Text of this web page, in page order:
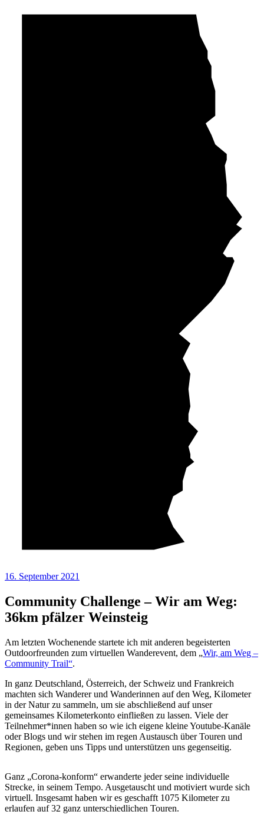
16. September 2021
Community Challenge – Wir am Weg:
36km pfälzer Weinsteig
Am letzten Wochenende startete ich mit anderen begeisterten
Outdoorfreunden zum virtuellen Wanderevent, dem „Wir, am Weg –
Community Trail“.
In ganz Deutschland, Österreich, der Schweiz und Frankreich
machten sich Wanderer und Wanderinnen auf den Weg, Kilometer
in der Natur zu sammeln, um sie abschließend auf unser
gemeinsames Kilometerkonto einfließen zu lassen. Viele der
Teilnehmer*innen haben so wie ich eigene kleine Youtube-Kanäle
oder Blogs und wir stehen im regen Austausch über Touren und
Regionen, geben uns Tipps und unterstützen uns gegenseitig.
Ganz „Corona-konform“ erwanderte jeder seine individuelle
Strecke, in seinem Tempo. Ausgetauscht und motiviert wurde sich
virtuell. Insgesamt haben wir es geschafft 1075 Kilometer zu
erlaufen auf 32 ganz unterschiedlichen Touren.